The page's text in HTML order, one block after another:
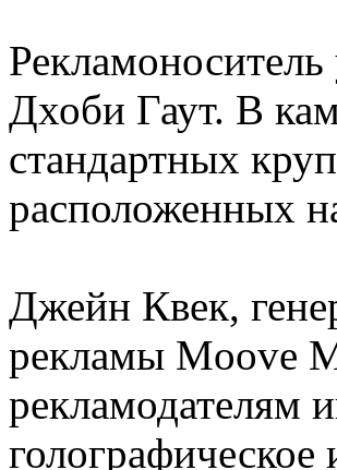
Дхоби Гаут. В
стандартных
расположенных
Джейн Квек,
рекламы Moove
рекламодателям